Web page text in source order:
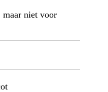
niet voor